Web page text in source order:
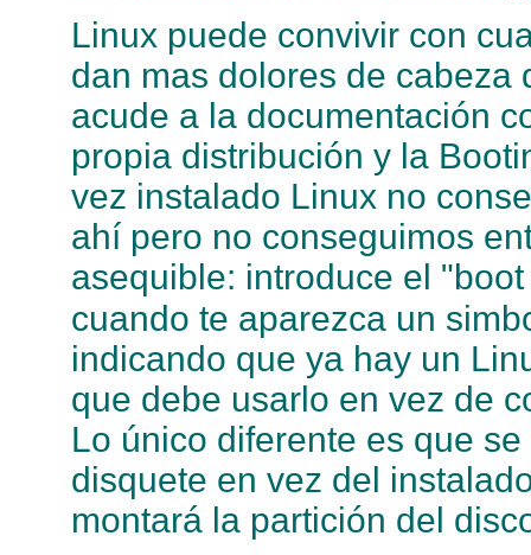
Linux puede convivir con
dan mas dolores de cabeza
acude a la documentación
propia distribución y la
vez instalado Linux no
ahí pero no conseguimos
asequible: introduce el
cuando te aparezca un
indicando que ya hay un
que debe usarlo en vez de
Lo único diferente es que
disquete en vez del
montará la partición del